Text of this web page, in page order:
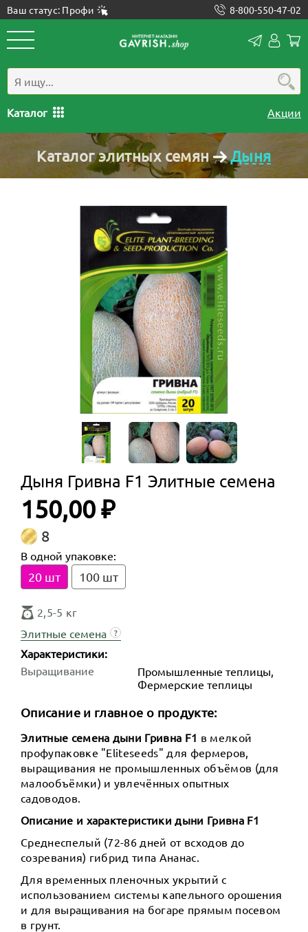
Ваш статус: Профи 8-800-550-47-02
Каталог Акции
Каталог элитных семян Дыня
Дыня Гривна F1 Элитные семена
150,00 ₽
8
В одной упаковке:
20 шт 100 шт
2,5-5 кг
Элитные семена
?
Характеристики:
Выращивание
Промышленные теплицы,
Фермерские теплицы
Описание и главное о продукте:
Элитные семена дыни Гривна F1 в мелкой
профупаковке "Eliteseeds" для фермеров,
выращивания не промышленных объёмов (для
малообъёмки) и увлечённых опытных
садоводов.
Описание и характеристики дыни Гривна F1
Среднеспелый (72-86 дней от всходов до
созревания) гибрид типа Ананас.
Для временных пленочных укрытий с
использованием системы капельного орошения
и для выращивания на богаре прямым посевом
в грунт.